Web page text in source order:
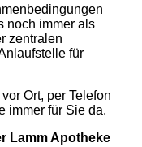
noch immer als
zentralen
für
Ort, per Telefon
immer für Sie da.
Lamm Apotheke